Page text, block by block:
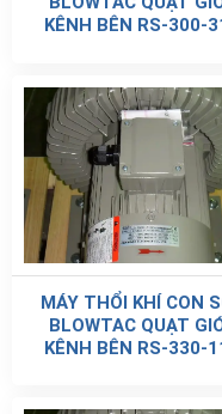
KÊNH BÊN RS-300-
MÁY THỔI KHÍ CON
BLOWTAC QUẠT
KÊNH BÊN RS-330-